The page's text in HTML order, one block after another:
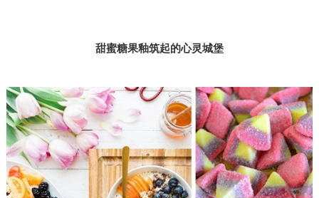
甜蜜糖果釉筑起的心灵城堡